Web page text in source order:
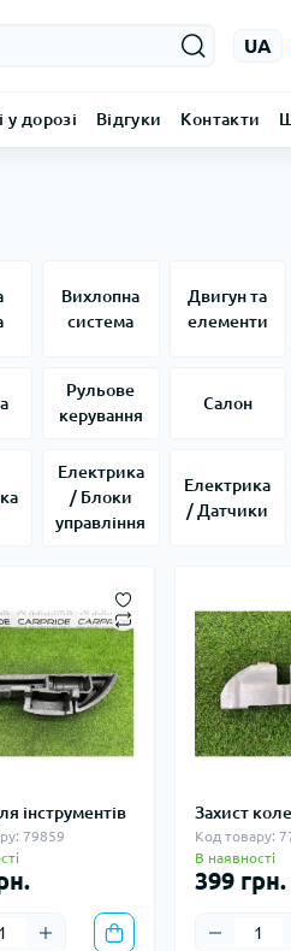
UA
у дорозі Відгуки Контакти
Вихлопна
система
Двигун та
елементи
Рульове
керування
Салон
Електрика
/ Блоки
управління
Електрика
/ Датчики
інструментів
79859
Захист
Код товару:
В наявності
399 грн.